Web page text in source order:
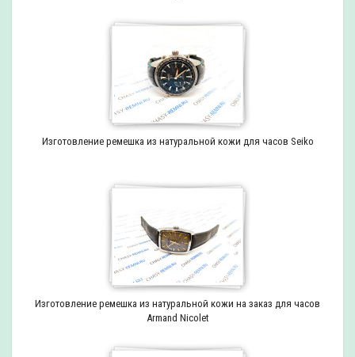
Изготовление ремешка из натуральной кожи для часов Seiko
Изготовление ремешка из натуральной кожи на заказ для часов
Armand Nicolet